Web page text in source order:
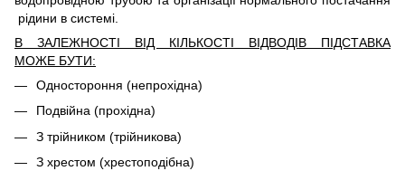
рідини в системі.
В ЗАЛЕЖНОСТІ ВІД КІЛЬКОСТІ ВІДВОДІВ ПІДСТАВКА
МОЖЕ БУТИ:
Одностороння (непрохідна)
Подвійна (прохідна)
З трійником (трійникова)
З хрестом (хрестоподібна)